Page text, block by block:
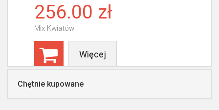
256.00 zł
Mix Kwiatów
Więcej
Chętnie kupowane